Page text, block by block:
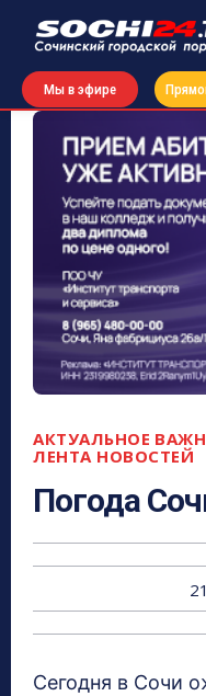
Мы в эфире
АКТУАЛЬНОЕ
ЛЕНТА НОВОСТЕЙ
Погода
Сегодня в Сочи